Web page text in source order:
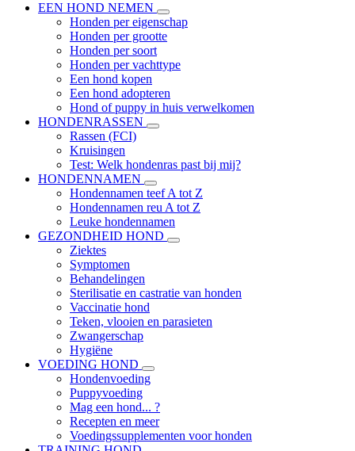
EEN HOND NEMEN
Honden per eigenschap
Honden per grootte
Honden per soort
Honden per vachttype
Een hond kopen
Een hond adopteren
Hond of puppy in huis verwelkomen
HONDENRASSEN
Rassen (FCI)
Kruisingen
Test: Welk hondenras past bij mij?
HONDENNAMEN
Hondennamen teef A tot Z
Hondennamen reu A tot Z
Leuke hondennamen
GEZONDHEID HOND
Ziektes
Symptomen
Behandelingen
Sterilisatie en castratie van honden
Vaccinatie hond
Teken, vlooien en parasieten
Zwangerschap
Hygiëne
VOEDING HOND
Hondenvoeding
Puppyvoeding
Mag een hond... ?
Recepten en meer
Voedingssupplementen voor honden